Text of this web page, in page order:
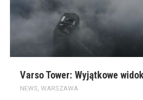
Varso Tower: Wyjątkowe
NEWS, WARSZAWA